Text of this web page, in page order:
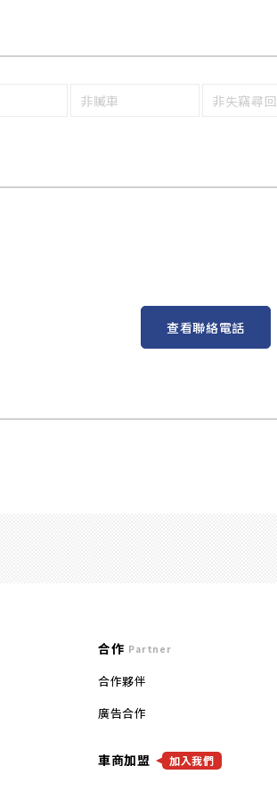
非贓車 非失竊尋
查看聯絡電話
合作 Partner
合作夥伴
廣告合作
車商加盟 加入我們